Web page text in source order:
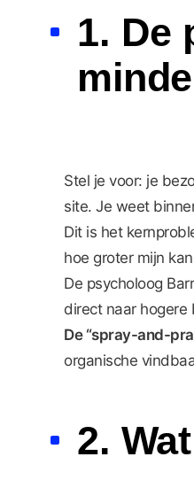
1. De
Stel je voor: je
site. Je weet
Dit is het
hoe groter mijn
De psycholoog
direct naar hogere
De “spray-and-
organische
2.